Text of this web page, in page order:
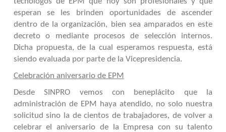
esperan se les brinden oportunidades de ascender
dentro de la organización, bien sea amparados en este
decreto o mediante procesos de selección internos.
Dicha propuesta, de la cual esperamos respuesta, está
siendo evaluada por parte de la Vicepresidencia.
Celebración aniversario de EPM
Desde SINPRO vemos con beneplácito que la
administración de EPM haya atendido, no solo nuestra
solicitud sino la de cientos de trabajadores, de volver a
celebrar el aniversario de la Empresa con su talento